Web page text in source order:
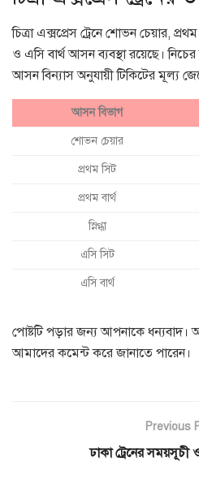
চিত্রা এক্সপ্রেস ট্রেনে শোভন চেয়ার,
ও এসি বার্থ আসন ব্যবস্থা রয়েছে। নিচের
আসন বিন্যাস অনুযায়ী টিকিটের মূল্য
আসন বিভাগ
শোভন চেয়ার
প্রথম সিট
প্রথম বার্থ
স্নিগ্ধা
এসি সিট
এসি বার্থ
পোষ্টটি পড়ার জন্য আপনাকে ধন্যবাদ।
আমাদের কমেন্ট করে জানাতে পারেন।
Previous
ঢাকা ট্রেনের সময়সূচী